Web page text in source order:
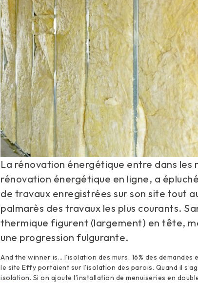
La rénovation énergétique entre dans
rénovation énergétique en ligne, a
de travaux enregistrées sur son site tout
palmarès des travaux les plus courants.
thermique figurent (largement) en tête,
une progression fulgurante.
And the winner is… l’isolation des murs. 16% des
le site Effy portaient sur l’isolation des parois. Quand il
isolation. Si on ajoute l’installation de menuiseries en